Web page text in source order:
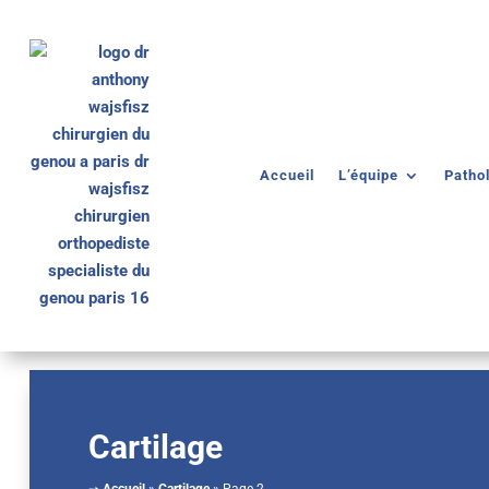
Accueil L’équipe
Cartilage